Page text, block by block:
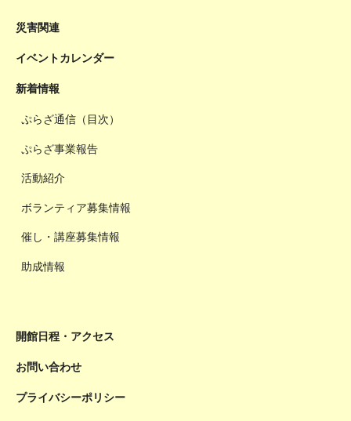
災害関連
イベントカレンダー
新着情報
ぷらざ通信（目次）
ぷらざ事業報告
活動紹介
ボランティア募集情報
催し・講座募集情報
助成情報
開館日程・アクセス
お問い合わせ
プライバシーポリシー